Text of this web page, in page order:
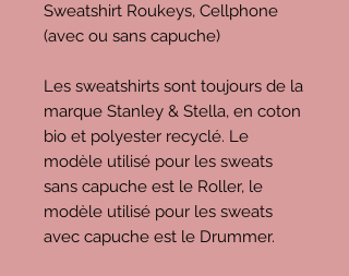
Sweatshirt Roukeys, Cellphone
(avec ou sans capuche)
Les sweatshirts sont toujours de la
marque Stanley & Stella, en coton
bio et polyester recyclé. Le
modèle utilisé pour les sweats
sans capuche est le Roller, le
modèle utilisé pour les sweats
avec capuche est le Drummer.